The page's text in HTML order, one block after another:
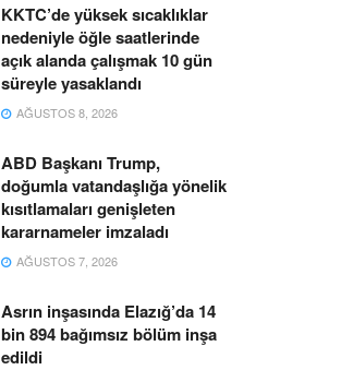
KKTC’de yüksek sıcaklıklar
nedeniyle öğle saatlerinde
açık alanda çalışmak 10 gün
süreyle yasaklandı
AĞUSTOS 8, 2026
ABD Başkanı Trump,
doğumla vatandaşlığa yönelik
kısıtlamaları genişleten
kararnameler imzaladı
AĞUSTOS 7, 2026
Asrın inşasında Elazığ’da 14
bin 894 bağımsız bölüm inşa
edildi